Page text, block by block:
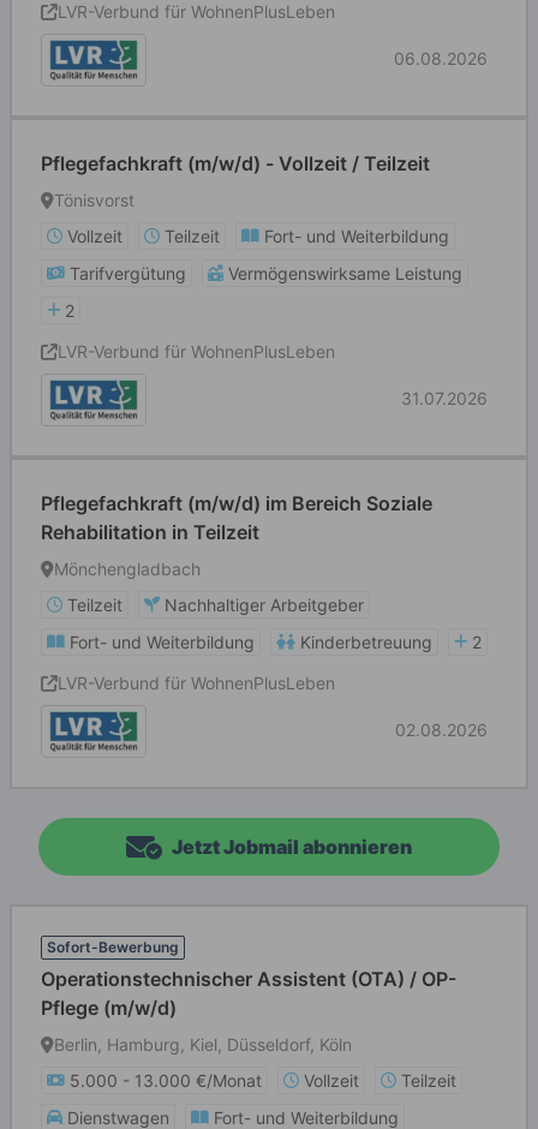
LVR-Verbund für WohnenPlusLeben
06.08.2026
Pflegefachkraft (m/w/d) - Vollzeit / Teilzeit
Tönisvorst
Vollzeit
Teilzeit
Fort- und Weiterbildung
Tarifvergütung
Vermögenswirksame Leistung
2
LVR-Verbund für WohnenPlusLeben
31.07.2026
Pflegefachkraft (m/w/d) im Bereich Soziale
Rehabilitation in Teilzeit
Mönchengladbach
Teilzeit
Nachhaltiger Arbeitgeber
Fort- und Weiterbildung
Kinderbetreuung
2
LVR-Verbund für WohnenPlusLeben
02.08.2026
Jetzt Jobmail abonnieren
Sofort-Bewerbung
Operationstechnischer Assistent (OTA) / OP-
Pflege (m/w/d)
Berlin, Hamburg, Kiel, Düsseldorf, Köln
5.000 - 13.000 €/Monat
Vollzeit
Teilzeit
Dienstwagen
Fort- und Weiterbildung